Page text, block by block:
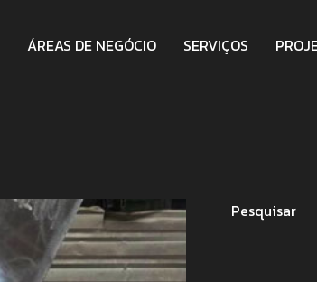
ÁREAS DE NEGÓCIO SERVIÇOS
Pesquisar